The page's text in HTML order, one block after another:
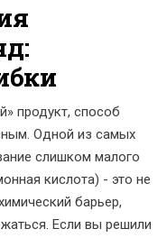
продукт, способ
Одной из самых
слишком малого
кислота) - это не
барьер,
Если вы решили